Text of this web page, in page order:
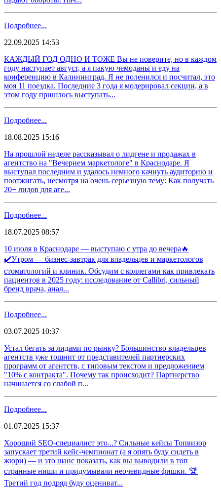
Подробнее...
22.09.2025 14:53
КАЖДЫЙ ГОД ОДНО И ТОЖЕ Вы не поверите, но в каждом
году наступает август, а я пакую чемоданы и еду на
конференцию в Калининград. Я не поленился и посчитал, это
моя 11 поездка. Последние 3 года я модерировал секции, а в
этом году пришлось выступать...
Подробнее...
18.08.2025 15:16
На прошлой неделе рассказывал о лидгене и продажах в
агентство на "Вечернем маркетологе" в Краснодаре. Я
выступал последним и удалось немного качнуть аудиторию и
поотжигать, несмотря на очень серьезную тему: Как получать
20+ лидов для аге...
Подробнее...
18.07.2025 08:57
10 июля в Краснодаре — выступаю с утра до вечера🔥
✔️Утром — бизнес-завтрак для владельцев и маркетологов
стоматологий и клиник. Обсудим с коллегами как привлекать
пациентов в 2025 году: исследование от Callibri, сильный
бренд врача, анал...
Подробнее...
03.07.2025 10:37
Устал бегать за лидами по рынку? Большинство владельцев
агентств уже тошнит от представителей партнерских
программ от агентств, с типовым текстом и предложением
"10% с контракта". Почему так происходит? Партнерство
начинается со слабой п...
Подробнее...
01.07.2025 15:37
Хороший SEO-специалист это...? Сильные кейсы Топвизор
запускает третий кейс-чемпионат (а я опять буду сидеть в
жюри) — и это шанс показать, как вы выводили в топ
странные ниши и придумывали неочевидные фишки. 🏆
Третий год подряд буду оцениват...